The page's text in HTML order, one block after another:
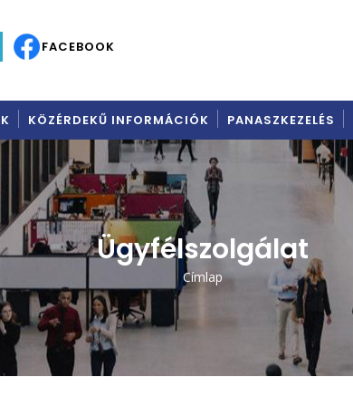
FACEBOOK
KÖZÉRDEKŰ INFORMÁCIÓK PANASZKEZELÉS
Ügyfélszolgálat
Morzsa
Címlap